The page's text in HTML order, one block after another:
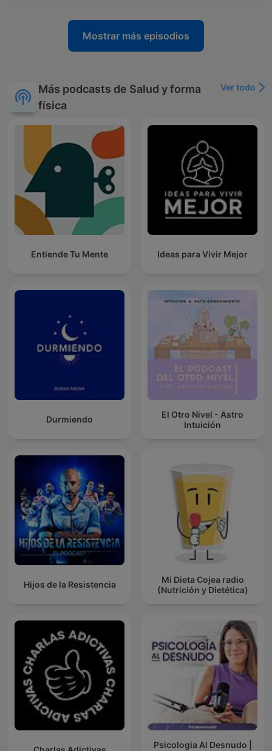
Mostrar más episodios
Más podcasts de Salud y forma
física
Ver todo
Entiende Tu Mente Ideas para Vivir Mejor
Durmiendo
El Otro Nivel - Astro
Intuición
Hijos de la Resistencia
Mi Dieta Cojea radio
(Nutrición y Dietética)
Psicologia Al Desnudo |